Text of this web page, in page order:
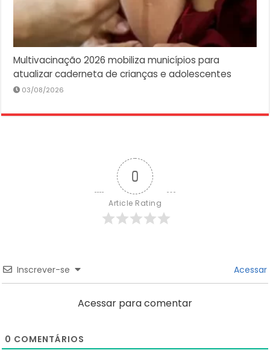
Multivacinação 2026 mobiliza municípios para
atualizar caderneta de crianças e adolescentes
03/08/2026
0
Article Rating
Inscrever-se Acessar
Acessar para comentar
0 COMENTÁRIOS